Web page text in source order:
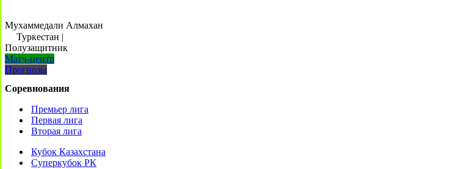
Мухаммедали Алмахан
Туркестан |
Полузащитник
Матч-центр
Прогнозы
Соревнования
Премьер лига
Первая лига
Вторая лига
Кубок Казахстана
Суперкубок РК